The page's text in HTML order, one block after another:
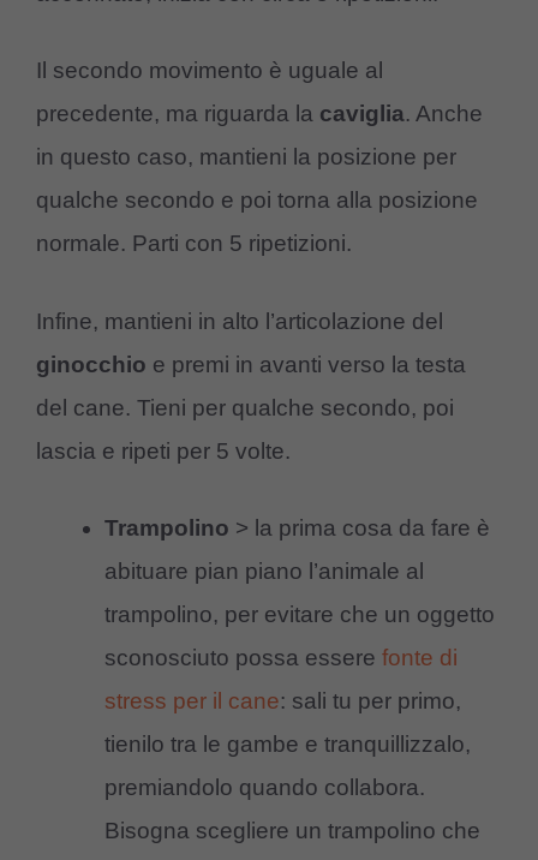
Il secondo movimento è uguale al
precedente, ma riguarda la caviglia. Anche
in questo caso, mantieni la posizione per
qualche secondo e poi torna alla posizione
normale. Parti con 5 ripetizioni.
Infine, mantieni in alto l’articolazione del
ginocchio e premi in avanti verso la testa
del cane. Tieni per qualche secondo, poi
lascia e ripeti per 5 volte.
Trampolino > la prima cosa da fare è
abituare pian piano l’animale al
trampolino, per evitare che un oggetto
sconosciuto possa essere fonte di
stress per il cane: sali tu per primo,
tienilo tra le gambe e tranquillizzalo,
premiandolo quando collabora.
Bisogna scegliere un trampolino che